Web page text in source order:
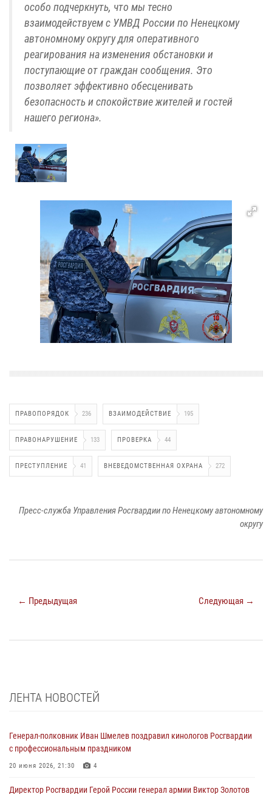
особо подчеркнуть, что мы тесно
взаимодействуем с УМВД России по Ненецкому
автономному округу для оперативного
реагирования на изменения обстановки и
поступающие от граждан сообщения. Это
позволяет эффективно обесценивать
безопасность и спокойствие жителей и гостей
нашего региона».
ПРАВОПОРЯДОК 236 ВЗАИМОДЕЙСТВИЕ 195
ПРАВОНАРУШЕНИЕ 133 ПРОВЕРКА 44
ПРЕСТУПЛЕНИЕ 41 ВНЕВЕДОМСТВЕННАЯ ОХРАНА 272
Пресс-служба Управления Росгвардии по Ненецкому автономному
округу
← Предыдущая Следующая →
ЛЕНТА НОВОСТЕЙ
Генерал-полковник Иван Шмелев поздравил кинологов Росгвардии
с профессиональным праздником
20 июня 2026, 21:30 4
Директор Росгвардии Герой России генерал армии Виктор Золотов